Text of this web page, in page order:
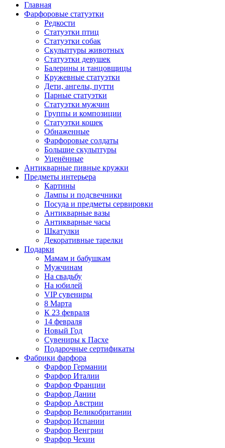
Главная
Фарфоровые статуэтки
Редкости
Cтатуэтки птиц
Cтатуэтки собак
Скульптуры животных
Статуэтки девушек
Балерины и танцовщицы
Кружевные статуэтки
Дети, ангелы, путти
Парные статуэтки
Статуэтки мужчин
Группы и композиции
Статуэтки кошек
Обнаженные
Фарфоровые солдаты
Большие скульптуры
Уценённые
Антикварные пивные кружки
Предметы интерьера
Картины
Лампы и подсвечники
Посуда и предметы сервировки
Антикварные вазы
Антикварные часы
Шкатулки
Декоративные тарелки
Подарки
Мамам и бабушкам
Мужчинам
На свадьбу
На юбилей
VIP сувениры
8 Марта
К 23 февраля
14 февраля
Новый Год
Сувениры к Пасхе
Подарочные сертификаты
Фабрики фарфора
Фарфор Германии
Фарфор Италии
Фарфор Франции
Фарфор Дании
Фарфор Австрии
Фарфор Великобритании
Фарфор Испании
Фарфор Венгрии
Фарфор Чехии